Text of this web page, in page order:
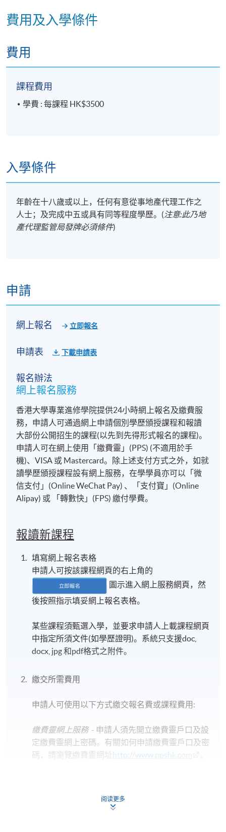
修業期
7 講
費用及入學條件
費用
課程費用
學費 : 每課程 HK$3500
入學條件
年齡在十八歲或以上，任何有意從事地產代理工作之
人士；及完成中五或具有同等程度學歷。(注意:此乃地
產代理監管局發牌必須條件)
申請
網上報名 立即報名
申請表 下載申請表
報名辦法
網上報名服務
香港大學專業進修學院提供24小時網上報名及繳費服
務，申請人可通過網上申請個別學歷頒授課程和報讀
大部份公開招生的課程(以先到先得形式報名的課程)。
申請人可在網上使用「繳費靈」(PPS) (不適用於手
機)、VISA 或 Mastercard。除上述支付方式之外，如就
讀學歷頒授課程設有網上服務，在學學員亦可以「微
信支付」(Online WeChat Pay) 、「支付寶」(Online
Alipay) 或 「轉數快」(FPS) 繳付學費。
報讀新課程
填寫網上報名表格
申請人可按該課程網頁的右上角的
圖示進入網上服務網頁，然
後按照指示填妥網上報名表格。
某些課程須甄選入學，並要求申請人上載課程網頁
中指定所須文件(如學歷證明)。系統只支援doc,
docx, jpg 和pdf格式之附件。
繳交所需費用
申請人可使用以下方式繳交報名費或課程費用:
繳費靈網上服務- 申請人須先開立繳費靈戶口及設
定繳費靈網上密碼。有關如何申請繳費靈戶口及密
碼，請瀏覽繳費靈網址http://www.ppshk.com
Mastercard卡」）繳付學費。
阅读更多